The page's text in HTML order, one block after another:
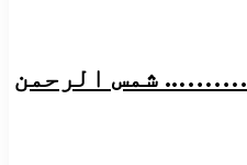
شمس الرحمن